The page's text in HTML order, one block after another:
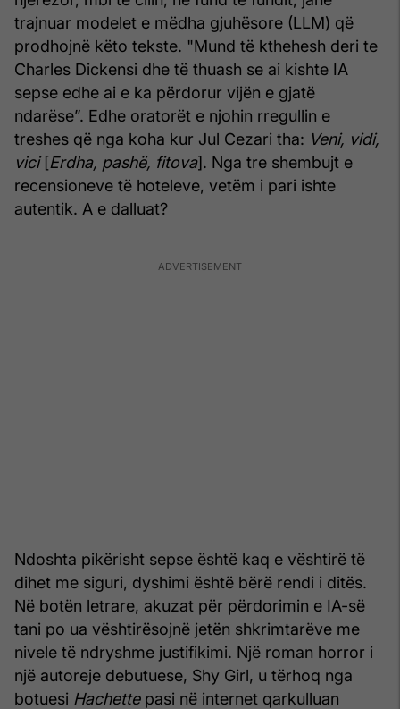
trajnuar modelet e mëdha gjuhësore (LLM) që
prodhojnë këto tekste. "Mund të kthehesh deri te
Charles Dickensi dhe të thuash se ai kishte IA
sepse edhe ai e ka përdorur vijën e gjatë
ndarëse”. Edhe oratorët e njohin rregullin e
treshes që nga koha kur Jul Cezari tha: Veni, vidi,
vici[Erdha, pashë, fitova]. Nga tre shembujt e
recensioneve të hoteleve, vetëm i pari ishte
autentik. A e dalluat?
Ndoshta pikërisht sepse është kaq e vështirë të
dihet me siguri, dyshimi është bërë rendi i ditës.
Në botën letrare, akuzat për përdorimin e IA-së
tani po ua vështirësojnë jetën shkrimtarëve me
nivele të ndryshme justifikimi. Një roman horror i
një autoreje debutuese, Shy Girl, u tërhoq nga
botuesi Hachettepasi në internet qarkulluan